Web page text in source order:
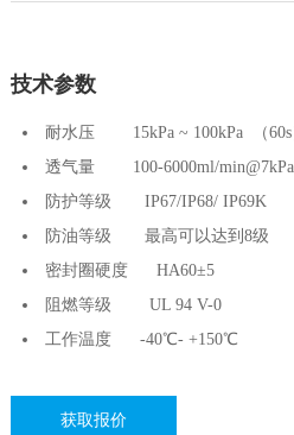
技术参数
耐水压 15kPa ~ 100kPa （60s
透气量 100-6000ml/min@7kPa
防护等级 IP67/IP68/ IP69K
防油等级 最高可以达到8级
密封圈硬度 HA60±5
阻燃等级 UL 94 V-0
工作温度 -40℃- +150℃
获取报价